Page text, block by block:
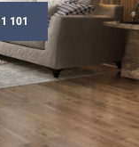
101